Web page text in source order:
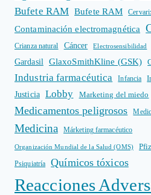
Bufete RAM Bufete RAM
Contaminación electromagnética
Crianza natural Cáncer Electrosensibilidad
Gardasil GlaxoSmithKline (GSK)
Industria farmacéutica Infancia
Justicia
Lobby Marketing del miedo
Medicamentos peligrosos
Medicina Márketing farmacéutico
Organización Mundial de la Salud (OMS)
Psiquiatría Químicos tóxicos
Reacciones